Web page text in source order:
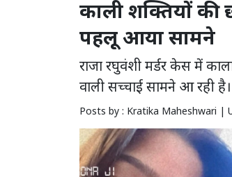
काली शक्तियों की
पहलू आया सामने
राजा रघुवंशी मर्डर केस में
वाली सच्चाई सामने आ रही है।
Posts by : Kratika Maheshwari |